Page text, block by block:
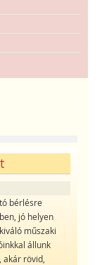
bérlésre
jó helyen
műszaki
állunk
akár rövid,